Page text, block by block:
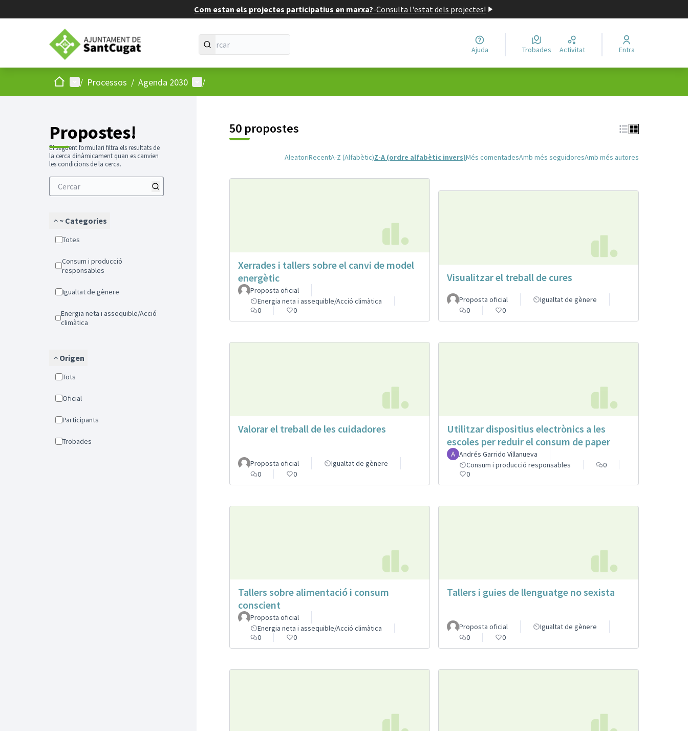
Com estan els projectes participatius en marxa?-Consulta l'estat dels projectes!
Ajuda Trobades Activitat Entra
Inici Menú principal
/ Processos / Agenda 2030 Menú d'usuari
/
Propostes!
El següent formulari filtra els resultats de
la cerca dinàmicament quan es canvien
les condicions de la cerca.
~ Categories
Totes
Consum i producció
responsables
Igualtat de gènere
Energia neta i assequible/Acció
climàtica
Origen
Tots
Oficial
Participants
Trobades
50 propostes
AleatoriRecentA-Z (Alfabètic)Z-A (ordre alfabètic invers)Més comentadesAmb més seguidoresAmb més autores
Xerrades i tallers sobre el canvi de model
energètic
Proposta oficial
Energia neta i assequible/Acció climàtica
0
0
Visualitzar el treball de cures
Proposta oficial
Igualtat de gènere
0
0
Valorar el treball de les cuidadores
Proposta oficial
Igualtat de gènere
0
0
Utilitzar dispositius electrònics a les
escoles per reduir el consum de paper
Andrés Garrido Villanueva
Consum i producció responsables
0
0
Tallers sobre alimentació i consum
conscient
Proposta oficial
Energia neta i assequible/Acció climàtica
0
0
Tallers i guies de llenguatge no sexista
Proposta oficial
Igualtat de gènere
0
0